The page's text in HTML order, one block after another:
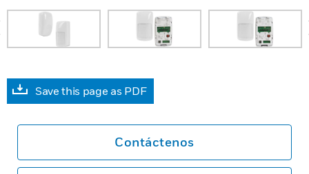
Save this page as PDF
Contáctenos